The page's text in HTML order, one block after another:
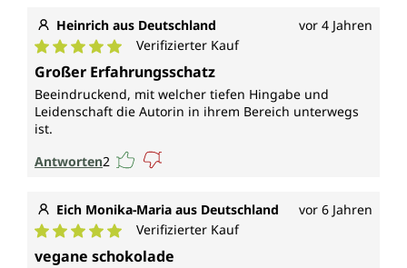
Heinrich aus Deutschland vor 4 Jahren
Durchschnittliche Bewertung von 5 von 5 Sternen
Verifizierter Kauf
Großer Erfahrungsschatz
Beeindruckend, mit welcher tiefen Hingabe und
Leidenschaft die Autorin in ihrem Bereich unterwegs
ist.
Antworten2
Eich Monika-Maria aus Deutschland vor 6 Jahren
Durchschnittliche Bewertung von 5 von 5 Sternen
Verifizierter Kauf
vegane schokolade